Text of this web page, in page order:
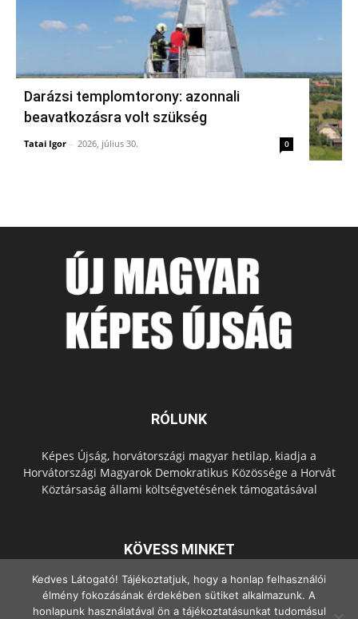
Darázsi templomtorony: azonnali
beavatkozásra volt szükség
Tatai Igor - 2026, július 30. 0
RÓLUNK
Képes Újság, horvátországi magyar hetilap, kiadja a
Horvátországi Magyarok Demokratikus Közössége a Horvát
Köztársaság állami költségvetésének támogatásával
KÖVESS MINKET
Kedves Látogató! Tájékoztatjuk, hogy a honlap felhasználói
élmény fokozásának érdekében sütiket alkalmazunk. A
honlapunk használatával ön a tájékoztatásunkat tudomásul